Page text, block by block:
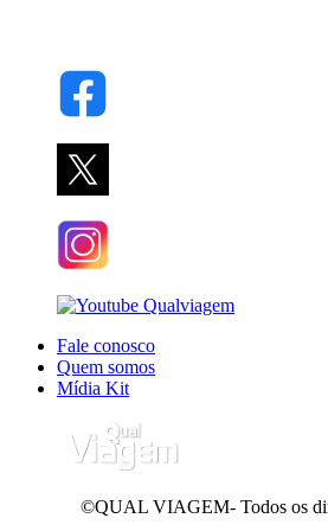
Fale conosco
Quem somos
Mídia Kit
©QUAL VIAGEM- Todos os